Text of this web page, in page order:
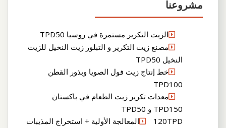
مشروعنا
الزيت التكرير مستمرة في روسيا TPD50
مصنع زيت التكرير و التبلور زيت النخيل للزيت
النخيل TPD50
خط إنتاج زيت فول الصويا وبذور القطن
TPD100
معدات تكرير زيت الطعام في باكستان
TPD150 و TPD50
120TPDالمعالجة الأولية + استخراج المذيبات